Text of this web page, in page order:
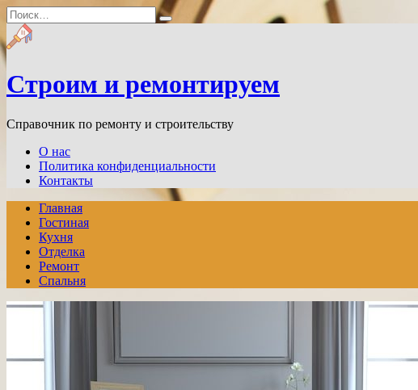
Перейти
к
содержанию
Search
for:
Строим и ремонтируем
Справочник по ремонту и строительству
О нас
Политика конфиденциальности
Контакты
Главная
Гостиная
Кухня
Отделка
Ремонт
Спальня